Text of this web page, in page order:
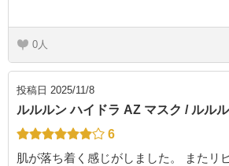
0
投稿日 2025/11/8
ルルルン ハイドラ AZ マスク / ルル
6
肌が落ち着く感じがしました。 またリ